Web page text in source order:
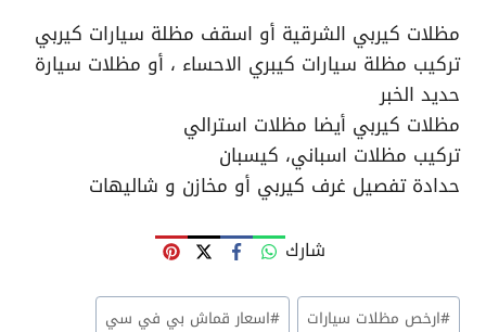
مظلات كيربي الشرقية أو اسقف مظلة سيارات كيربي
تركيب مظلة سيارات كيبري الاحساء ، أو مظلات سيارة
حديد الخبر
مظلات كيربي أيضا مظلات استرالي
تركيب مظلات اسباني، كيسبان
حدادة تفصيل غرف كيربي أو مخازن و شاليهات
شارك
وسوم
#ارخص مظلات سيارات #اسعار قماش بي في سي